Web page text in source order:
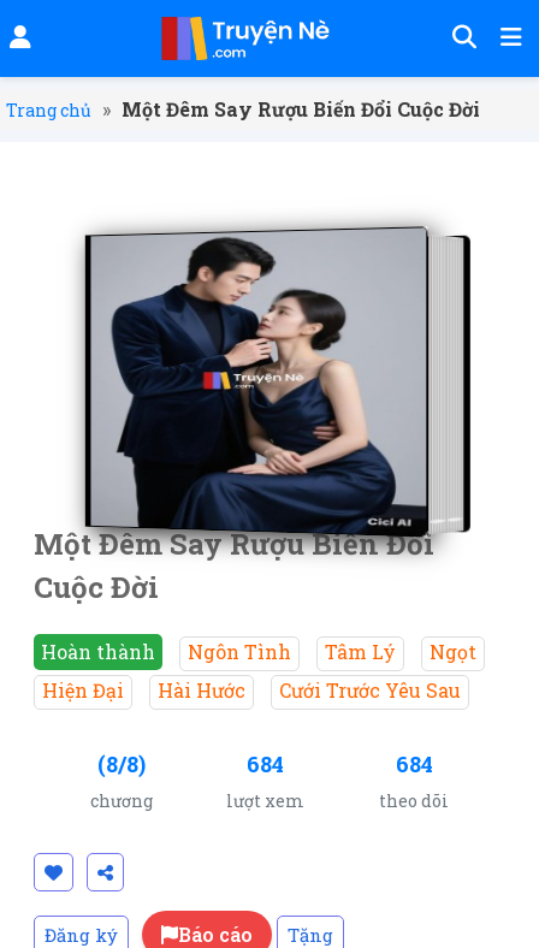
Trang chủ » Một Đêm Say Rượu Biến Đổi Cuộc Đời
Một Đêm Say Rượu Biến Đổi
Cuộc Đời
Hoàn thành Ngôn Tình Tâm Lý
Ngọt
Hiện Đại
Hài Hước Cưới Trước Yêu Sau
(8/8)
chương
684
lượt xem
684
theo dõi
Đăng ký Báo cáo Tặng